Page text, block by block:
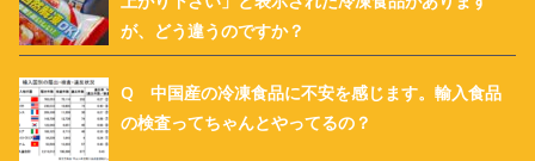
が、どう違うのですか？
Q 中国産の冷凍食品に不安を感じます。輸入食品
の検査ってちゃんとやってるの？